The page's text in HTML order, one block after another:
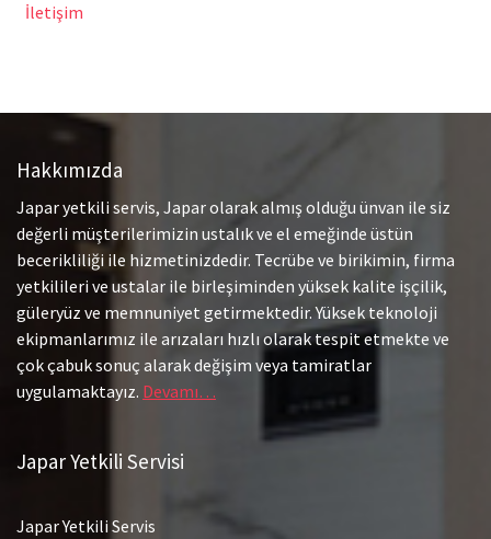
İletişim
Hakkımızda
Japar yetkili servis, Japar olarak almış olduğu ünvan ile siz
değerli müşterilerimizin ustalık ve el emeğinde üstün
becerikliliği ile hizmetinizdedir. Tecrübe ve birikimin, firma
yetkilileri ve ustalar ile birleşiminden yüksek kalite işçilik,
güleryüz ve memnuniyet getirmektedir. Yüksek teknoloji
ekipmanlarımız ile arızaları hızlı olarak tespit etmekte ve
çok çabuk sonuç alarak değişim veya tamiratlar
uygulamaktayız. Devamı…
Japar Yetkili Servisi
Japar Yetkili Servis